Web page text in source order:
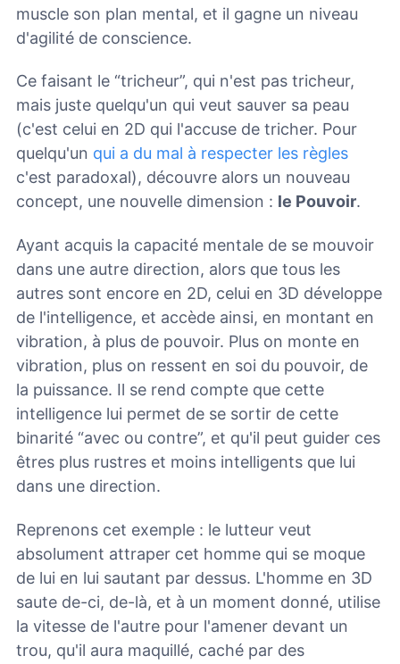
muscle son plan mental, et il gagne un niveau
d'agilité de conscience.
Ce faisant le “tricheur”, qui n'est pas tricheur,
mais juste quelqu'un qui veut sauver sa peau
(c'est celui en 2D qui l'accuse de tricher. Pour
quelqu'un qui a du mal à respecter les règles
c'est paradoxal), découvre alors un nouveau
concept, une nouvelle dimension : le Pouvoir.
Ayant acquis la capacité mentale de se mouvoir
dans une autre direction, alors que tous les
autres sont encore en 2D, celui en 3D développe
de l'intelligence, et accède ainsi, en montant en
vibration, à plus de pouvoir. Plus on monte en
vibration, plus on ressent en soi du pouvoir, de
la puissance. Il se rend compte que cette
intelligence lui permet de se sortir de cette
binarité “avec ou contre”, et qu'il peut guider ces
êtres plus rustres et moins intelligents que lui
dans une direction.
Reprenons cet exemple : le lutteur veut
absolument attraper cet homme qui se moque
de lui en lui sautant par dessus. L'homme en 3D
saute de-ci, de-là, et à un moment donné, utilise
la vitesse de l'autre pour l'amener devant un
trou, qu'il aura maquillé, caché par des